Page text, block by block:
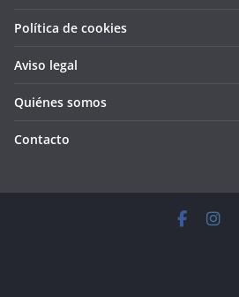
Política de cookies
Aviso legal
Quiénes somos
Contacto